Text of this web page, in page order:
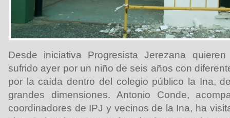
Desde iniciativa Progresista Jerezana
sufrido ayer por un niño de seis años con
por la caída dentro del colegio público la Ina,
grandes dimensiones. Antonio Conde,
coordinadores de IPJ y vecinos de la Ina, ha